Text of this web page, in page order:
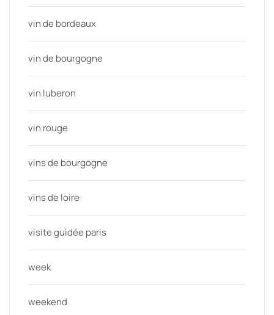
vin de bordeaux
vin de bourgogne
vin luberon
vin rouge
vins de bourgogne
vins de loire
visite guidée paris
week
weekend